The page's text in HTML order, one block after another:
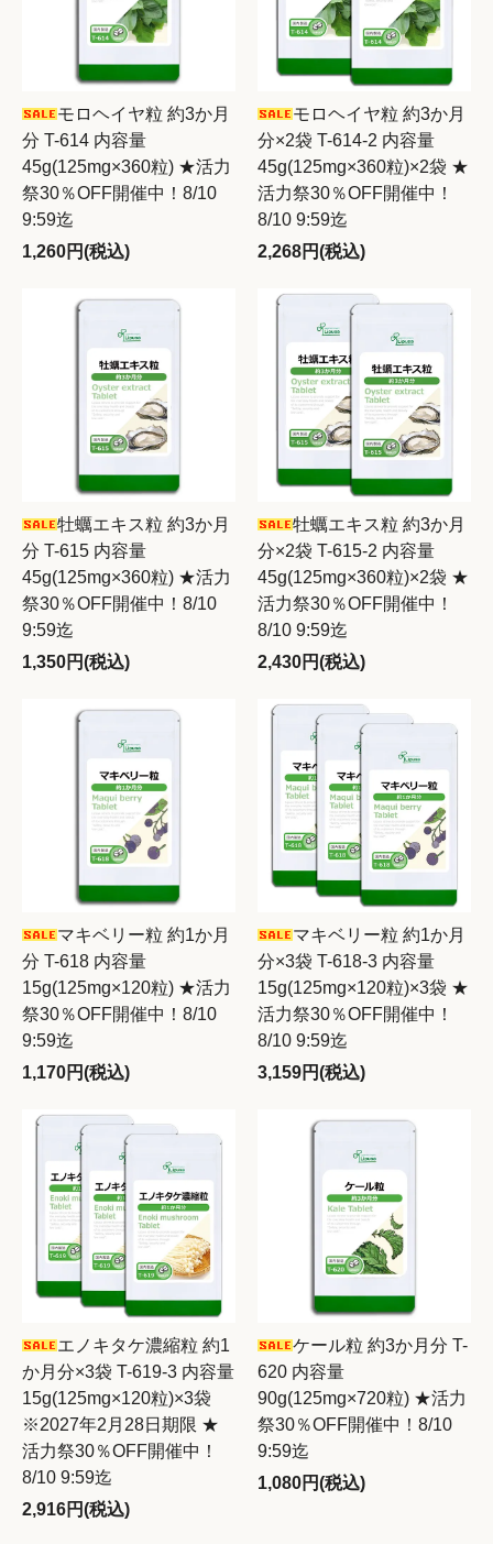
モロヘイヤ粒 約3か月
分 T-614 内容量
45g(125mg×360粒) ★活力
祭30％OFF開催中！8/10
9:59迄
1,260円(税込)
モロヘイヤ粒 約3か月
分×2袋 T-614-2 内容量
45g(125mg×360粒)×2袋 ★
活力祭30％OFF開催中！
8/10 9:59迄
2,268円(税込)
牡蠣エキス粒 約3か月
分 T-615 内容量
45g(125mg×360粒) ★活力
祭30％OFF開催中！8/10
9:59迄
1,350円(税込)
牡蠣エキス粒 約3か月
分×2袋 T-615-2 内容量
45g(125mg×360粒)×2袋 ★
活力祭30％OFF開催中！
8/10 9:59迄
2,430円(税込)
マキベリー粒 約1か月
分 T-618 内容量
15g(125mg×120粒) ★活力
祭30％OFF開催中！8/10
9:59迄
1,170円(税込)
マキベリー粒 約1か月
分×3袋 T-618-3 内容量
15g(125mg×120粒)×3袋 ★
活力祭30％OFF開催中！
8/10 9:59迄
3,159円(税込)
エノキタケ濃縮粒 約1
か月分×3袋 T-619-3 内容量
15g(125mg×120粒)×3袋
※2027年2月28日期限 ★
活力祭30％OFF開催中！
8/10 9:59迄
2,916円(税込)
ケール粒 約3か月分 T-
620 内容量
90g(125mg×720粒) ★活力
祭30％OFF開催中！8/10
9:59迄
1,080円(税込)